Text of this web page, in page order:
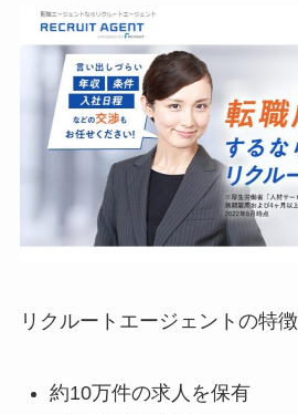
リクルートエージェントの特徴
約10万件の求人を保有